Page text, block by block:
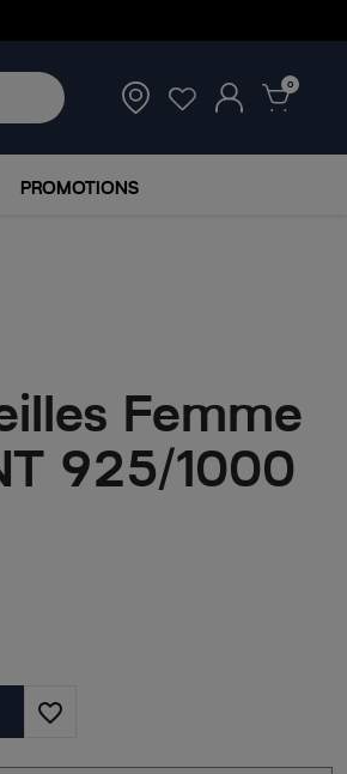
0
PROMOTIONS
Femme
925/1000
favorite_border